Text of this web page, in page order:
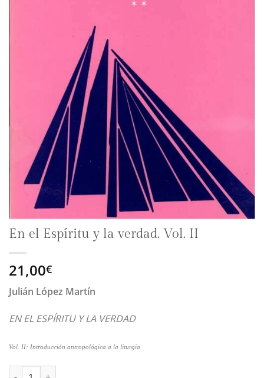
En el Espíritu y la verdad. Vol. II
21,00€
Julián López Martín
EN EL ESPÍRITU Y LA VERDAD
Vol. II: Introducción antropológica a la liturgia
En el Espíritu y la verdad. Vol. II cantidad